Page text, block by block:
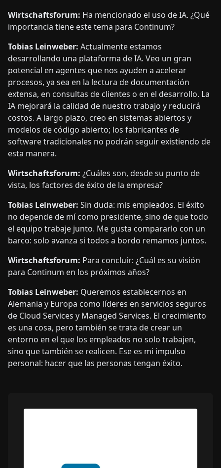
Wirtschaftsforum: Ha mencionado el uso de IA. ¿Qué
importancia tiene este tema para Continum?
Tobias Leinweber: Actualmente estamos
desarrollando una plataforma de IA. Veo un gran
potencial en agentes que nos ayuden a acelerar
procesos, ya sea en la lectura de documentación
extensa, en consultas de clientes o en el desarrollo. La
IA mejorará la calidad de nuestro trabajo y reducirá
costos. A largo plazo, creo en sistemas abiertos y
modelos de código abierto; los fabricantes de
software tradicionales no podrán seguir existiendo de
esta manera.
Wirtschaftsforum: ¿Cuáles son, desde su punto de
vista, los factores de éxito de la empresa?
Tobias Leinweber: Sin duda: mis empleados. El éxito
no depende de mí como presidente, sino de que todo
el equipo trabaje junto. Me gusta compararlo con un
barco: solo avanza si todos a bordo remamos juntos.
Wirtschaftsforum: Para concluir: ¿Cuál es su visión
para Continum en los próximos años?
Tobias Leinweber: Queremos establecernos en
Alemania y Europa como líderes en servicios seguros
de Cloud Services y Managed Services. El crecimiento
es una cosa, pero también se trata de crear un
entorno en el que los empleados no solo trabajen,
sino que también se realicen. Ese es mi impulso
personal: hacer que las personas tengan éxito.